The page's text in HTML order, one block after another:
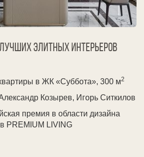
элитных интерьеров
в ЖК «Суббота», 300 м2
Козырев, Игорь Ситкилов
премия в области дизайна
PREMIUM LIVING